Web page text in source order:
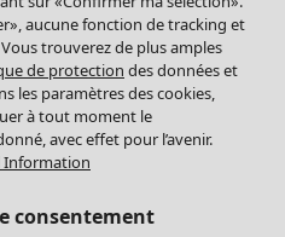
aucune fonction de tracking et
trouverez de plus amples
de protection des données et
les paramètres des cookies,
à tout moment le
avec effet pour l’avenir.
Information
consentement